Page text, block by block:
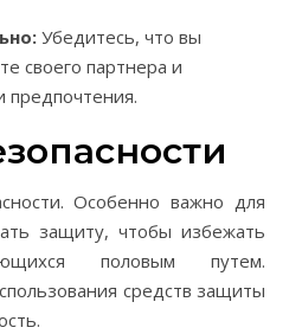
Убедитесь, что вы
своего партнера и
предпочтения.
Особенно важно для
защиту, чтобы избежать
половым путем.
средств защиты